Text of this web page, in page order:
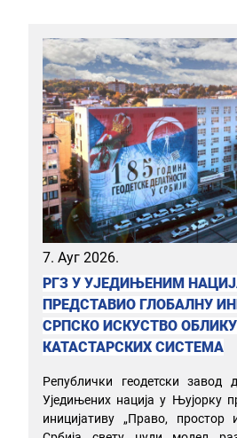
7. Ауг 2026.
РГЗ У УЈЕДИЊЕНИМ
ПРЕДСТАВИО ГЛОБАЛНУ
СРПСКО ИСКУСТВО
КАТАСТАРСКИХ СИСТЕМА
Републички геодетски завод
Уједињених нација у Њујорку
иницијативу „Право, простор